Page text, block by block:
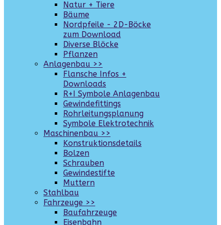
Natur + Tiere
Bäume
Nordpfeile - 2D-Böcke
zum Download
Diverse Blöcke
Pflanzen
Anlagenbau >>
Flansche Infos +
Downloads
R+I Symbole Anlagenbau
Gewindefittings
Rohrleitungsplanung
Symbole Elektrotechnik
Maschinenbau >>
Konstruktionsdetails
Bolzen
Schrauben
Gewindestifte
Muttern
Stahlbau
Fahrzeuge >>
Baufahrzeuge
Eisenbahn